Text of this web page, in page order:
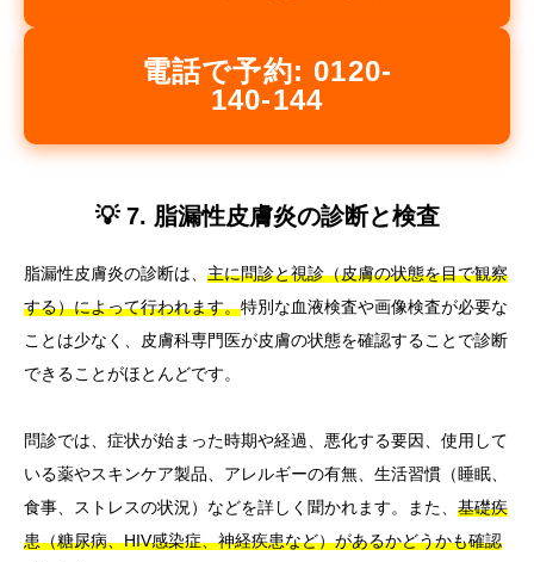
電話で予約: 0120-
140-144
💡 7. 脂漏性皮膚炎の診断と検査
脂漏性皮膚炎の診断は、 主に問診と視診（皮膚の状態を目で観察
する）によって行われます。特別な血液検査や画像検査が必要な
ことは少なく、皮膚科専門医が皮膚の状態を確認することで診断
できることがほとんどです。
問診では、症状が始まった時期や経過、悪化する要因、使用して
いる薬やスキンケア製品、アレルギーの有無、生活習慣（睡眠、
食事、ストレスの状況）などを詳しく聞かれます。また、 基礎疾
患（糖尿病、HIV感染症、神経疾患など）があるかどうかも確認